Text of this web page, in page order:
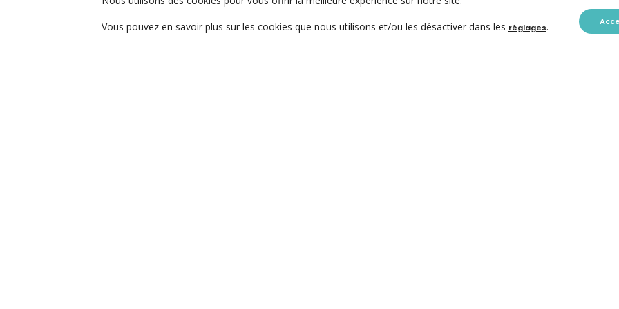
Vous pouvez en savoir plus sur les cookies que nous utilisons et/ou les désactiver dans les réglages.